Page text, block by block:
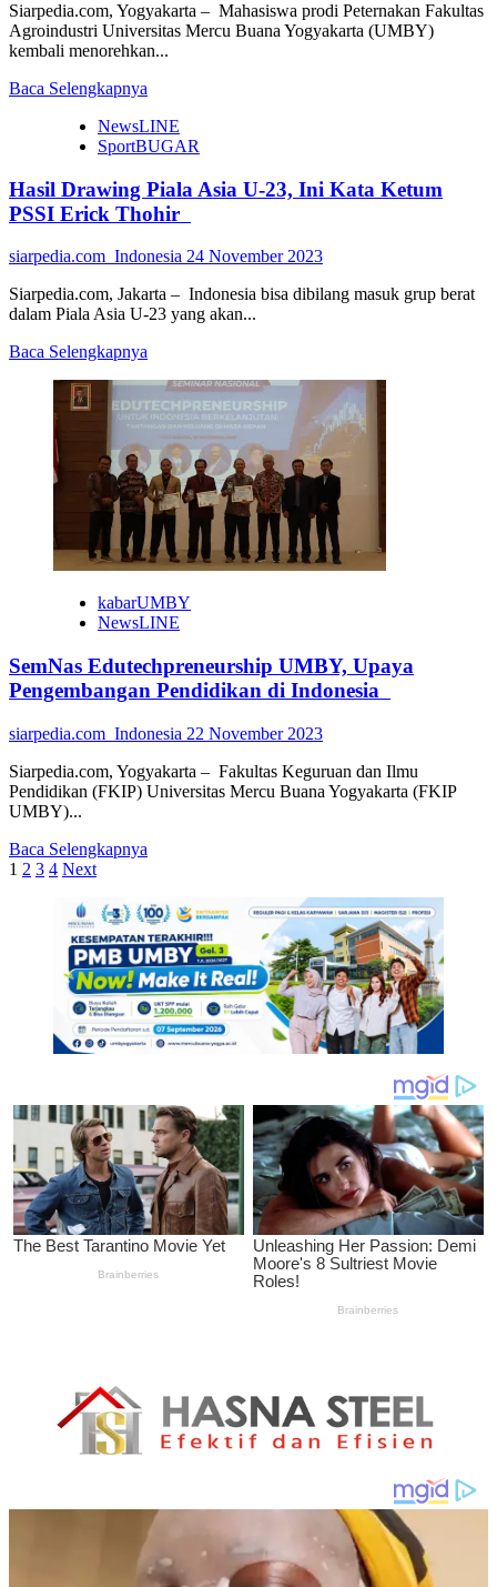
Siarpedia.com, Yogyakarta – Mahasiswa prodi Peternakan Fakultas
Agroindustri Universitas Mercu Buana Yogyakarta (UMBY)
kembali menorehkan...
Baca Selengkapnya
about
Mahasiswa
Ini
Raih
Medali
Emas
Kejuaraan
Pencak
Silat
Tingkat
NewsLINE
SportBUGAR
Hasil Drawing Piala Asia U-23, Ini Kata Ketum
PSSI Erick Thohir
siarpedia.com_Indonesia 24 November 2023
Siarpedia.com, Jakarta – Indonesia bisa dibilang masuk grup berat
dalam Piala Asia U-23 yang akan...
Baca Selengkapnya
about
Hasil
Drawing
Piala
Asia
U-
23,
Ini
Kata
Ketum
Erick
Thohir
kabarUMBY
NewsLINE
SemNas Edutechpreneurship UMBY, Upaya
Pengembangan Pendidikan di Indonesia
siarpedia.com_Indonesia 22 November 2023
Siarpedia.com, Yogyakarta – Fakultas Keguruan dan Ilmu
Pendidikan (FKIP) Universitas Mercu Buana Yogyakarta (FKIP
UMBY)...
Baca Selengkapnya
SemNas
Edutechpreneurship
UMBY,
Upaya
Pengembangan
Pendidikan
di
Indonesia
Paginasi
1 2 3 4 Next